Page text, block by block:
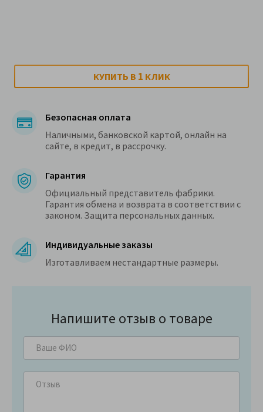
КУПИТЬ В 1 КЛИК
Безопасная оплата
Наличными, банковской картой, онлайн на
сайте, в кредит, в рассрочку.
Гарантия
Официальный представитель фабрики.
Гарантия обмена и возврата в соответствии с
законом. Защита персональных данных.
Индивидуальные заказы
Изготавливаем нестандартные размеры.
Напишите отзыв о товаре